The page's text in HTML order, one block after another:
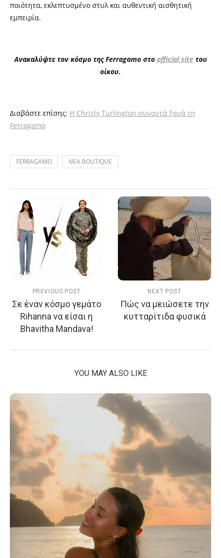
ποιότητα, εκλεπτυσμένο στυλ και αυθεντική αισθητική
εμπειρία.
Ανακαλύψτε τον κόσμο της Ferragamo στο official siteτου
οίκου.
Διαβάστε επίσης: Η Christy Turlington συναντά ξανά τη
Ferragamo
FERRAGAMO ΝΕΑ BOUTIQUE
PREVIOUS POST
Σε έναν κόσμο γεμάτο
Rihanna να είσαι η
Bhavitha Mandava!
NEXT POST
Πώς να μειώσετε την
κυτταρίτιδα φυσικά
YOU MAY ALSO LIKE